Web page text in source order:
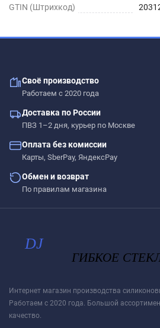
глянцевые и стеклянные
укладки глянцевых
ПОДГОТОВКА К
Сразу после распаковки
присутствовать слабый
запах. Перед использованием
Шаг 2
Шаг 3
GTIN (Штрихкод)
Своё производство
Работаем с 2020 года
Доставка по России
ПВЗ 1–2 дня, курьер по Москве
Оплата без комиссии
Карты, SberPay, ЯндексPay
Обмен и возврат
По правилам магазина
Интернет магазин производства
Работаем с 2020 года. Большой
качество.